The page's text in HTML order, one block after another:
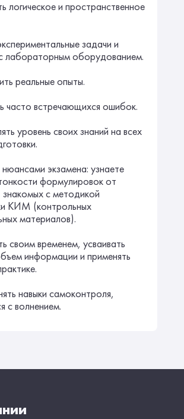
логическое и пространственное
задачи и
лабораторным оборудованием.
реальные опыты.
часто встречающихся ошибок.
уровень своих знаний на всех
экзамена: узнаете
формулировок от
знакомых с методикой
КИМ (контрольных
материалов).
своим временем, усваивать
информации и применять
навыки самоконтроля,
с волнением.